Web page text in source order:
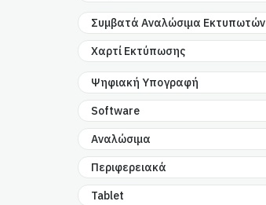
Συμβατά Αναλώσιμα Εκτυπωτών
Χαρτί Εκτύπωσης
Ψηφιακή Υπογραφή
Software
Αναλώσιμα
Περιφερειακά
Tablet